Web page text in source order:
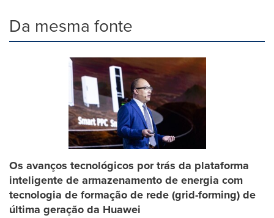
Da mesma fonte
Os avanços tecnológicos por trás da plataforma
inteligente de armazenamento de energia com
tecnologia de formação de rede (grid-forming) de
última geração da Huawei